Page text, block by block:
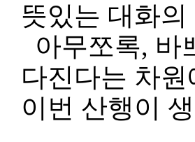
뜻있는 대화
아무쪼록, 바
다진다는 차
이번 산행이